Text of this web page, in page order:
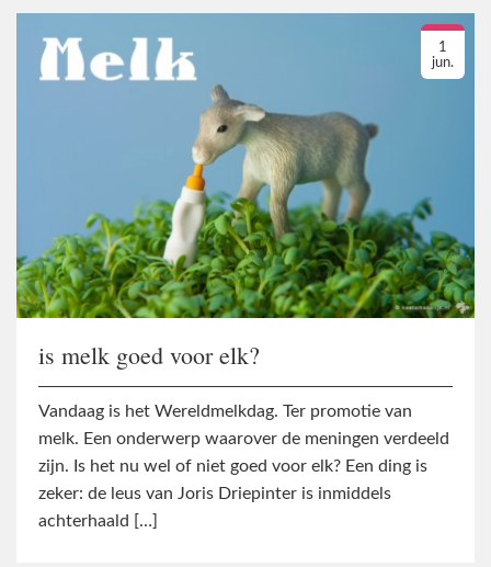
1
jun.
is melk goed voor elk?
Vandaag is het Wereldmelkdag. Ter promotie van
melk. Een onderwerp waarover de meningen verdeeld
zijn. Is het nu wel of niet goed voor elk? Een ding is
zeker: de leus van Joris Driepinter is inmiddels
achterhaald […]